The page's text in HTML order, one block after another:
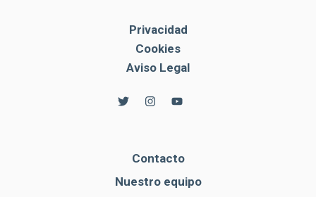
Privacidad
Cookies
Aviso Legal
Contacto
Nuestro equipo